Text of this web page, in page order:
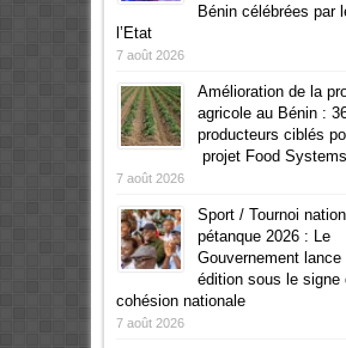
Bénin célébrées par
l’Etat
7 août 2026
Amélioration de la
agricole au Bénin :
producteurs ciblés
projet Food Systems
7 août 2026
Sport / Tournoi
pétanque 2026 : Le
Gouvernement lance
édition sous le signe
cohésion nationale
7 août 2026